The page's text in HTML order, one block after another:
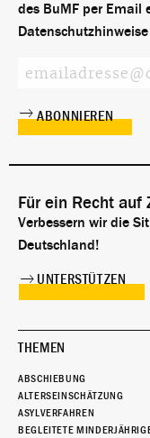
des BuMF per Email
Datenschutzhinweise
Für ein Recht auf
Verbessern wir die
Deutschland!
UNTERSTÜTZEN
THEMEN
ABSCHIEBUNG
ALTERSEINSCHÄTZUNG
ASYLVERFAHREN
BEGLEITETE